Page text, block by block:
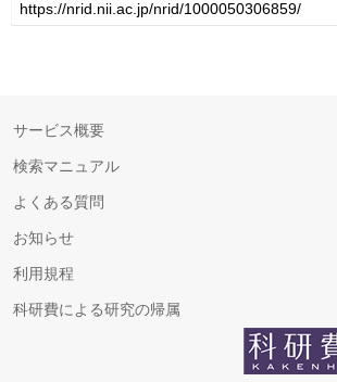
サービス概要
検索マニュアル
よくある質問
お知らせ
利用規程
科研費による研究の帰属